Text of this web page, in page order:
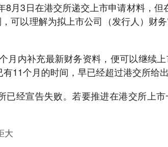
月3日在港交所递交上市申请材料，但
可以理解为拟上市公司（发行人）财
月内补充最新财务资料，便可以继续
11个月的时间，早已经超过港交所给出
已经宣告失败。若要推进在港交所上
大